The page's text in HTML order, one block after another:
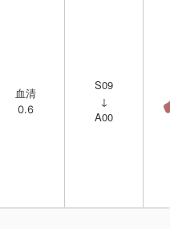
血清
0.6
S09
↓
A00
血清
0.6
S09
↓
A00